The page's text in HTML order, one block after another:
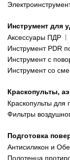
Инструмент для
Аксессуары ПДР
Инструмент PDR
Инструмент с
Инструмент со
Краскопульты,
Краскопульты для
Фильтры
Подготовка
Антисиликон и
Полотенца